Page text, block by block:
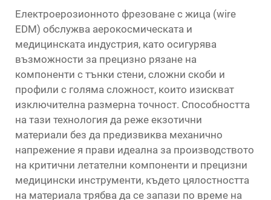
Електроерозионното фрезоване с жица (wire
EDM) обслужва аерокосмическата и
медицинската индустрия, като осигурява
възможности за прецизно рязане на
компоненти с тънки стени, сложни скоби и
профили с голяма сложност, които изискват
изключителна размерна точност. Способността
на тази технология да реже екзотични
материали без да предизвиква механично
напрежение я прави идеална за производството
на критични летателни компоненти и прецизни
медицински инструменти, където цялостността
на материала трябва да се запази по време на